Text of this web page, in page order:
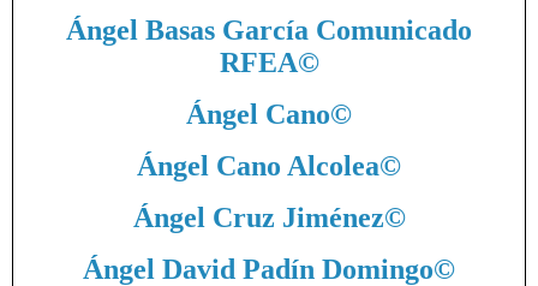
Ángel Basas García Comunicado
RFEA©
Ángel Cano©
Ángel Cano Alcolea©
Ángel Cruz Jiménez©
Ángel David Padín Domingo©